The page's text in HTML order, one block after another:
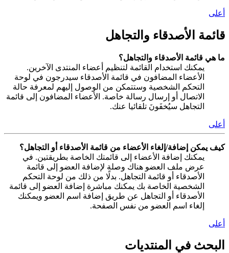
أعلى
قائمة الأصدقاء والتجاهل
ما هي قائمة الأصدقاء والتجاهل؟
يمكنك استخدام القائمة لتنظيم أعضاء المنتدى الآخرين.
الأعضاء المضافون في قائمة الأصدقاء سيدرجون في لوحة
التحكم الشخصية وستتمكن من الوصول إليهم لمعرفة حالة
الاتصال أو إرسال رسالة خاصة. الأعضاء المضافون إلى قائمة
التجاهل سيُخفَونَ تلقائيا عنك.
أعلى
كيف يمكن إضافة/إلغاء الأعضاء من قائمة الأصدقاء أو التجاهل؟
يمكنك إضافة الأعضاء إلى قائمتك الخاصة بطريقتين. في
عرض ملف العضو هناك وصلة لإضافة العضو إلى قائمة
الأصدقاء أو قائمة التجاهل. بدلًا من ذلك من لوحة التحكم
الشخصية الخاصة بك يمكنك مباشرة إضافة العضو إلى قائمة
الأصدقاء أو التجاهل عن طريق إضافة اسم العضو ويمكنك
إلغاء اسم العضو من نفس الصفحة.
أعلى
البحث في المنتديات